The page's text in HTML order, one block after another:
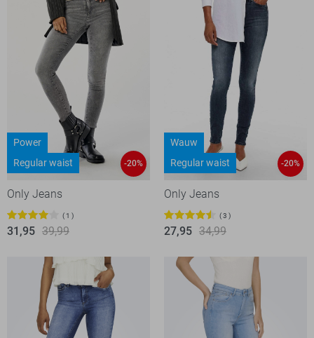
Power
Regular waist
-20%
Only Jeans
1
31,95 39,99
Wauw
Regular waist
-20%
Only Jeans
3
27,95 34,99